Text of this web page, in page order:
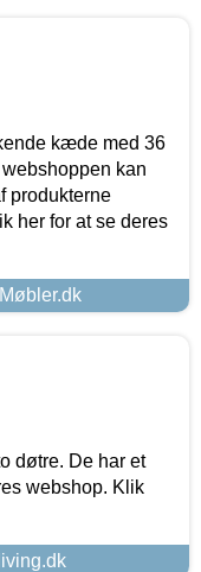
kæde med 36
kan
produkterne
her for at se deres
døtre. De har et
webshop. Klik